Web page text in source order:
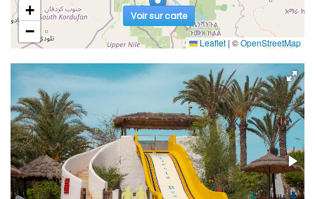
+
−
Leaflet | ©OpenStreetMap
Voir sur carte